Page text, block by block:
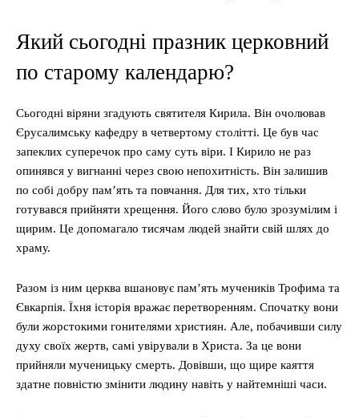
Який сьогодні празник церковний
по старому календарю?
Сьогодні віряни згадують святителя Кирила. Він очолював
Єрусалимську кафедру в четвертому столітті. Це був час
запеклих суперечок про саму суть віри. І Кирило не раз
опинявся у вигнанні через свою непохитність. Він залишив
по собі добру пам’ять та повчання. Для тих, хто тільки
готувався прийняти хрещення. Його слово було зрозумілим і
щирим. Це допомагало тисячам людей знайти свій шлях до
храму.
Разом із ним церква вшановує пам’ять мучеників Трофима та
Євкарпія. Їхня історія вражає перетворенням. Спочатку вони
були жорстокими гонителями християн. Але, побачивши силу
духу своїх жертв, самі увірували в Христа. За це вони
прийняли мученицьку смерть. Довівши, що щире каяття
здатне повністю змінити людину навіть у найтемніші часи.